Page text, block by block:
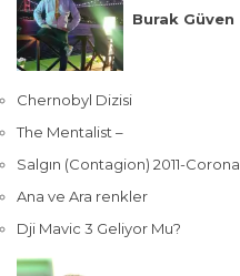
Burak Güven
Chernobyl Dizisi
The Mentalist –
Salgın (Contagion) 2011-Corona
Ana ve Ara renkler
Dji Mavic 3 Geliyor Mu?